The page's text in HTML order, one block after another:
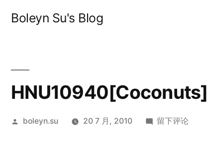
Boleyn Su's Blog
HNU10940[Coconuts]
发
boleyn.su 20 7 月, 2010
于
留下评论